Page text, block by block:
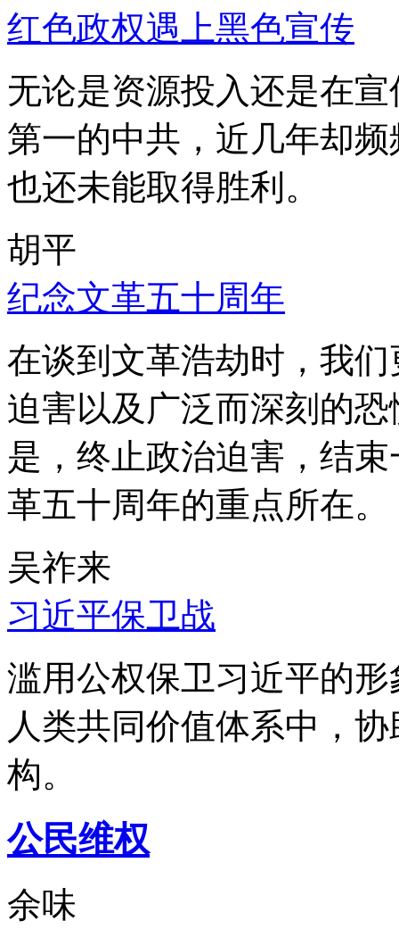
红色政权遇上黑色宣传
无论是资源投入还是在
第一的中共，近几年却
也还未能取得胜利。
胡平
纪念文革五十周年
在谈到文革浩劫时，我
迫害以及广泛而深刻的
是，终止政治迫害，结
革五十周年的重点所在。
吴祚来
习近平保卫战
滥用公权保卫习近平的
人类共同价值体系中，
构。
公民维权
余味